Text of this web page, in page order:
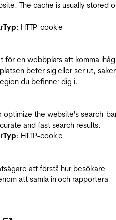
The cache is usually stored
Typ: HTTP-cookie
för en webbplats att komma ihåg
beter sig eller ser ut,
du befinner dig i.
optimize the website's search-
and fast search results.
Typ: HTTP-cookie
att förstå hur besökare
att samla in och rapportera